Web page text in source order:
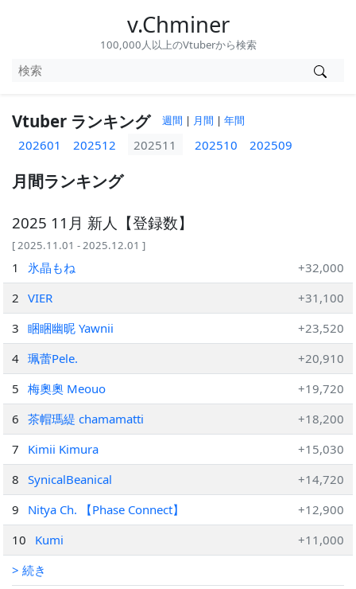
v.Chminer
100,000人以上のVtuberから検索
Vtuber ランキング 週間 | 月間 | 年間
202601 202512 202511 202510 202509
月間ランキング
2025 11月 新人【登録数】
[ 2025.11.01 - 2025.12.01 ]
1 氷晶もね
+32,000
2
VIER
+31,100
3
睏睏幽昵 Yawnii
+23,520
4 珮蕾Pele.
+20,910
5
梅奧奧 Meouo
+19,720
6
茶帽瑪緹 chamamatti
+18,200
7
Kimii Kimura
+15,030
8
SynicalBeanical
+14,720
9
Nitya Ch. 【Phase Connect】
+12,900
10
Kumi
+11,000
> 続き